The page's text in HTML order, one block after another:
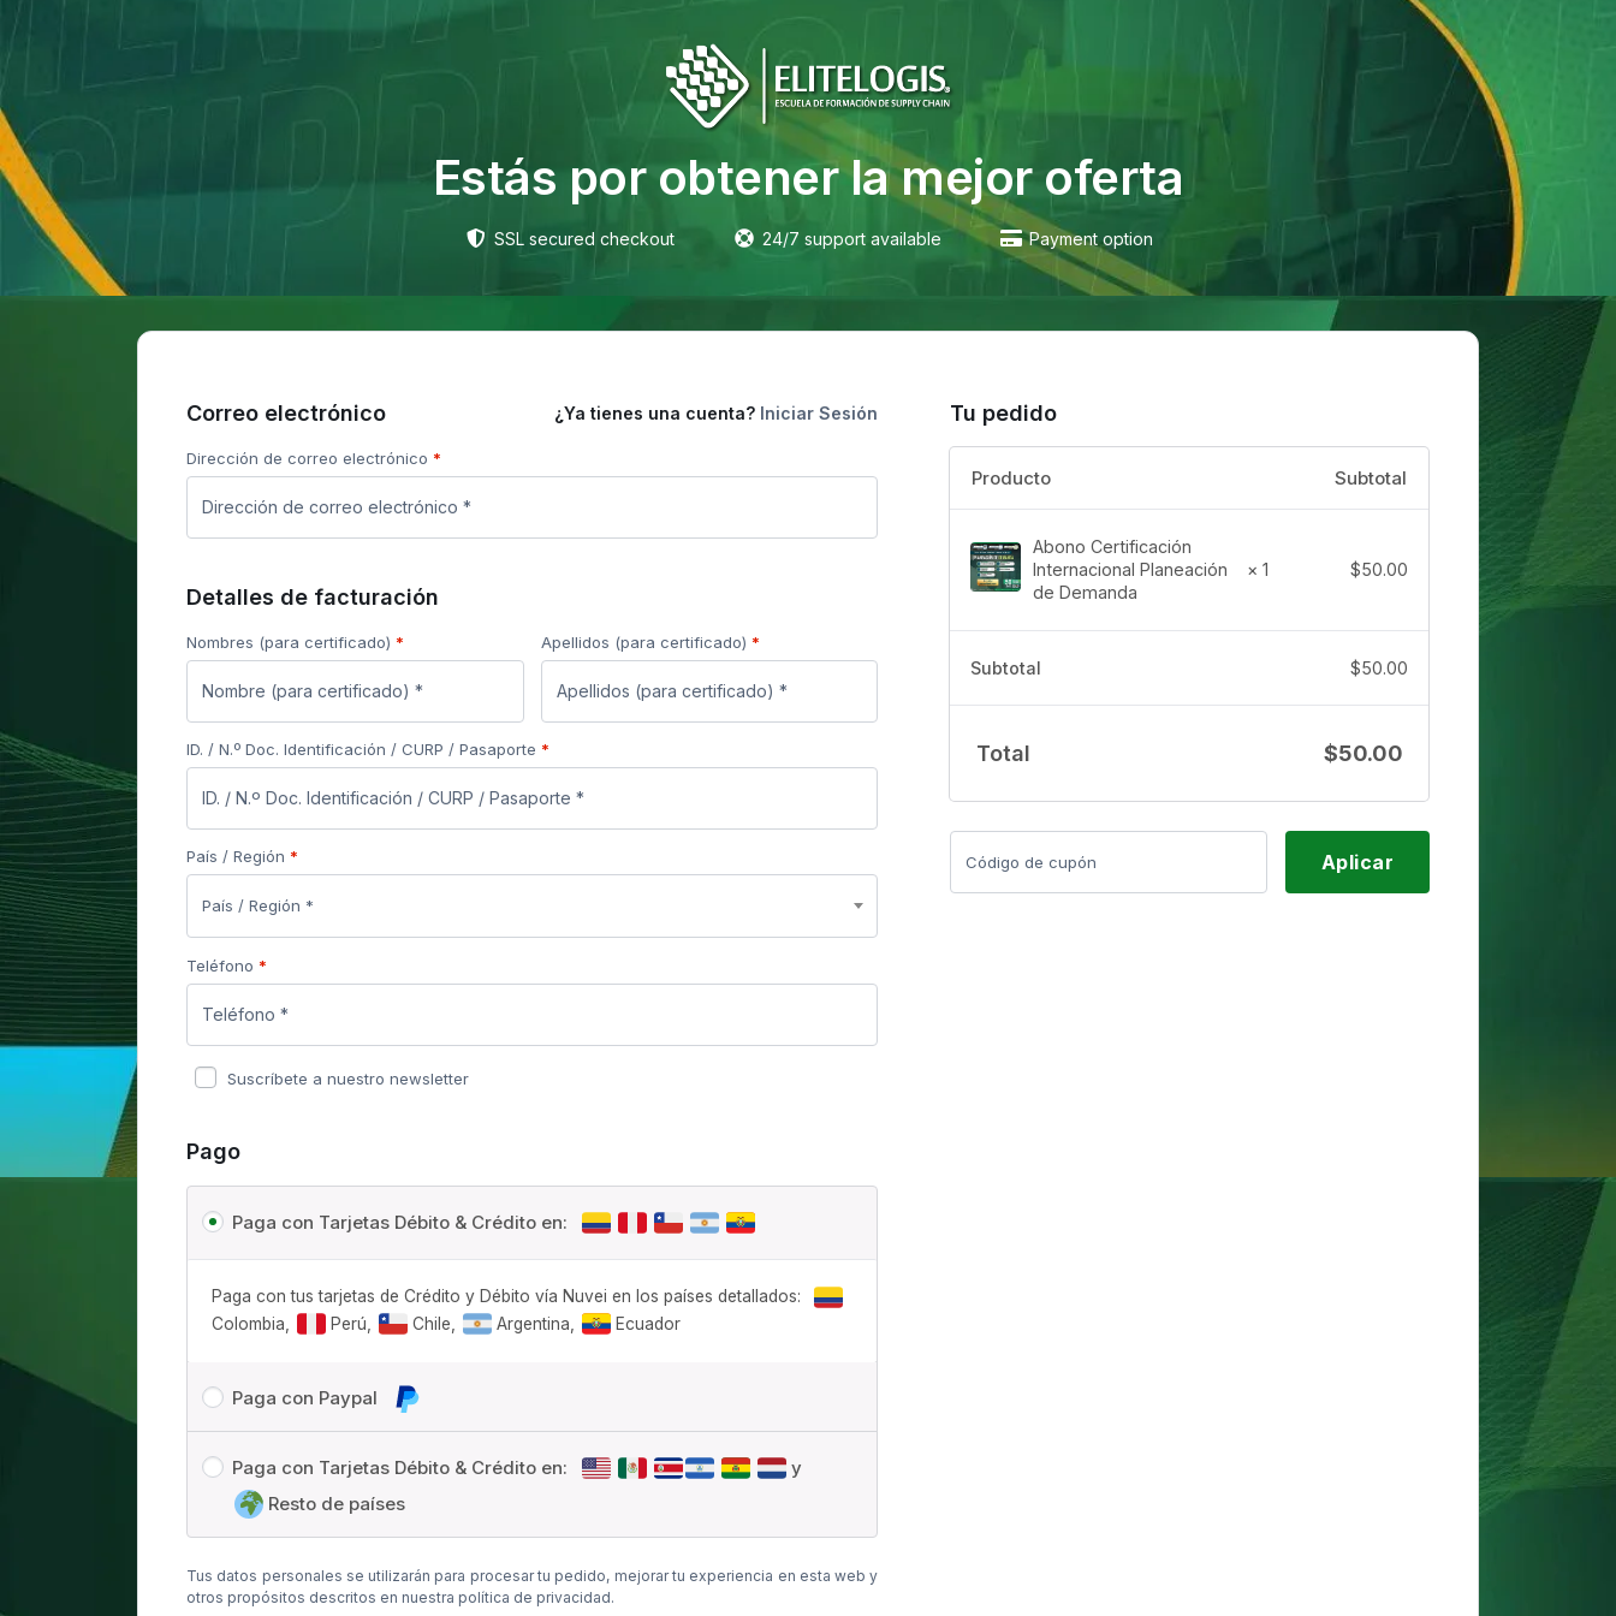
Estás por obtener la mejor oferta
SSL secured checkout 24/7 support available Payment option
Correo electrónico ¿Ya tienes una cuenta? Iniciar Sesión
Dirección de correo electrónico *
Detalles de facturación
Nombres (para certificado) * Apellidos (para certificado) *
ID. / N.º Doc. Identificación / CURP / Pasaporte *
País / Región *
País / Región *
Teléfono *
Suscríbete a nuestro newsletter
Pago
Paga con Tarjetas Débito & Crédito en:
Paga con tus tarjetas de Crédito y Débito vía Nuvei en los países detallados:
Colombia,
Perú, Chile, Argentina, Ecuador
Paga con Paypal
Paga con Tarjetas Débito & Crédito en:
y
Resto de países
Tus datos personales se utilizarán para procesar tu pedido, mejorar tu experiencia en esta web y
otros propósitos descritos en nuestra política de privacidad.
Tu pedido
Producto Subtotal
Abono Certificación
Internacional Planeación
de Demanda
× 1 $50.00
Subtotal $50.00
Total $50.00
Aplicar